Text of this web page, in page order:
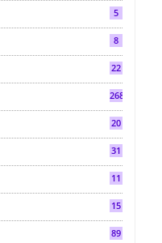
5
8
22
268
20
31
11
15
89